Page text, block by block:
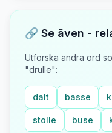
🔗 Se även -
Utforska andra ord
"drulle":
dalt basse
stolle buse